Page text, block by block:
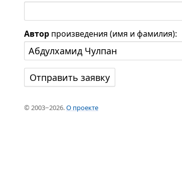
Автор произведения (имя и фамилия):
© 2003−2026.О проекте